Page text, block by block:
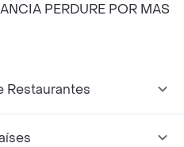
PERDURE POR MAS
Restaurantes